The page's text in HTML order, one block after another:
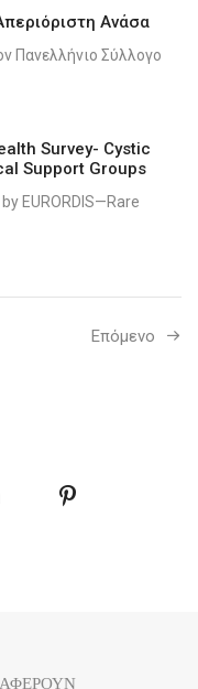
Ανάσα
Πανελλήνιο Σύλλογο
Survey- Cystic
Support Groups
EURORDIS—Rare
Επόμενο